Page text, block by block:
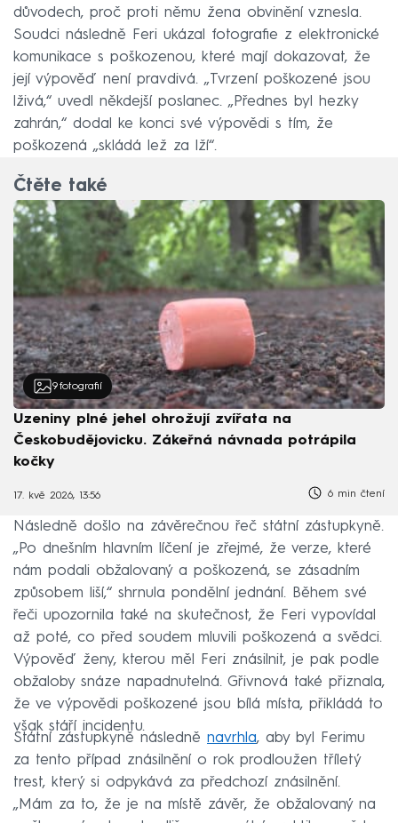
důvodech, proč proti němu žena obvinění vznesla.
Soudci následně Feri ukázal fotografie z elektronické
komunikace s poškozenou, které mají dokazovat, že
její výpověď není pravdivá. „Tvrzení poškozené jsou
lživá,“ uvedl někdejší poslanec. „Přednes byl hezky
zahrán,“ dodal ke konci své výpovědi s tím, že
poškozená „skládá lež za lží“.
Čtěte také
9 fotografií
Uzeniny plné jehel ohrožují zvířata na
Českobudějovicku. Zákeřná návnada potrápila
kočky
17. kvě 2026, 13:56 6 min čtení
Následně došlo na závěrečnou řeč státní zástupkyně.
„Po dnešním hlavním líčení je zřejmé, že verze, které
nám podali obžalovaný a poškozená, se zásadním
způsobem liší,“ shrnula pondělní jednání. Během své
řeči upozornila také na skutečnost, že Feri vypovídal
až poté, co před soudem mluvili poškozená a svědci.
Výpověď ženy, kterou měl Feri znásilnit, je pak podle
obžaloby snáze napadnutelná. Gřivnová také přiznala,
že ve výpovědi poškozené jsou bílá místa, přikládá to
však stáří incidentu.
Státní zástupkyně následně navrhla, aby byl Ferimu
za tento případ znásilnění o rok prodloužen tříletý
trest, který si odpykává za předchozí znásilnění.
„Mám za to, že je na místě závěr, že obžalovaný na